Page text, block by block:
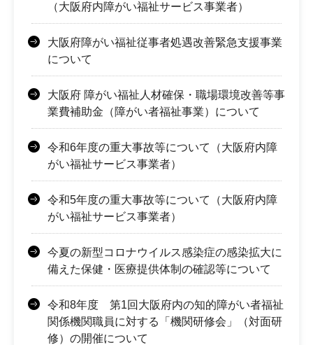
（大阪府内障がい福祉サービス事業者）
大阪府障がい福祉従事者処遇改善緊急支援事業
について
大阪府 障がい福祉人材確保・職場環境改善等事
業費補助金（障がい者福祉事業）について
令和6年度の重大事故等について（大阪府内障
がい福祉サービス事業者）
令和5年度の重大事故等について（大阪府内障
がい福祉サービス事業者）
今夏の新型コロナウイルス感染症の感染拡大に
備えた保健・医療提供体制の確認等について
令和8年度 第1回大阪府内の知的障がい者福祉
関係機関職員に対する「機関研修会」（対面研
修）の開催について